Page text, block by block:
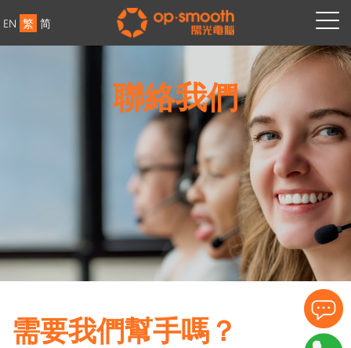
EN 繁 简
聯絡我們
需要我們幫手嗎？